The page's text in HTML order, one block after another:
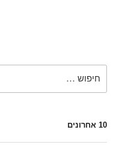
10 אחרונים